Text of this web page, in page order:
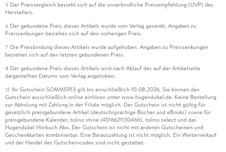
5 Der Preisvergleich bezieht sich auf die unverbindliche Preisempfehlung (UVP) des
Herstellers.
6 Der gebundene Preis dieses Artikels wurde vom Verlag gesenkt. Angaben zu
Preissenkungen beziehen sich auf den vorherigen Preis.
7 Die Preisbindung dieses Artikels wurde aufgehoben. Angaben zu Preissenkungen
beziehen sich auf den letzten gebundenen Preis.
8 Der gebundene Preis dieses Artikels wird nach Ablauf des auf der Artikelseite
dargestellten Datums vom Verlag angehoben.
12 Ihr Gutschein SOMMER13 gilt bis einschließlich 10.08.2026. Sie können den
Gutschein ausschließlich online einlösen unter www.hugendubel.de. Keine Bestellung
zur Abholung mit Zahlung in der Filiale möglich. Der Gutschein ist nicht gültig für
gesetzlich preisgebundene Artikel (deutschsprachige Bücher und eBooks) sowie für
preisgebundene Kalender, tolino shine (4016621130466), tolino select und das
Hugendubel Hörbuch Abo. Der Gutschein ist nicht mit anderen Gutscheinen und
Geschenkkarten kombinierbar. Eine Barauszahlung ist nicht möglich. Ein Weiterverkauf
und der Handel des Gutscheincodes sind nicht gestattet.